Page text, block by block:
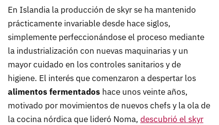
En Islandia la producción de skyr se ha mantenido
prácticamente invariable desde hace siglos,
simplemente perfeccionándose el proceso mediante
la industrialización con nuevas maquinarias y un
mayor cuidado en los controles sanitarios y de
higiene. El interés que comenzaron a despertar los
alimentos fermentados hace unos veinte años,
motivado por movimientos de nuevos chefs y la ola de
la cocina nórdica que lideró Noma, descubrió el skyr